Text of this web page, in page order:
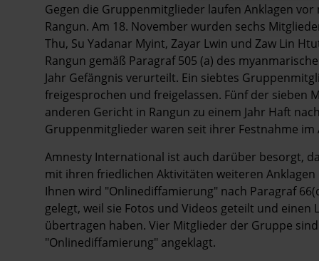
Gegen die Gruppenmitglieder laufen Anklagen
Rangun. Am 18. November wurden sechs
Thu, Su Yadanar Myint, Zayar Lwin und Zaw Lin
Rangun gemäß Paragraf 505 (a) des
Jahr Gefängnis verurteilt. Ein siebtes
freigesprochen und freigelassen. Fünf der sieben
anderen Gericht in Rangun zu einem Jahr Haft
Gruppenmitglieder waren seit ihrer Festnahme
Amnesty International ist auch darüber besorgt,
mit ihren friedlichen Aktivitäten weiteren
Ihnen wird "Onlinediffamierung" nach Paragraf
gelegt, weil sie Fotos und Videos geteilt und
übertragen haben. Vier Mitglieder der Gruppe
"Onlinediffamierung" angeklagt.